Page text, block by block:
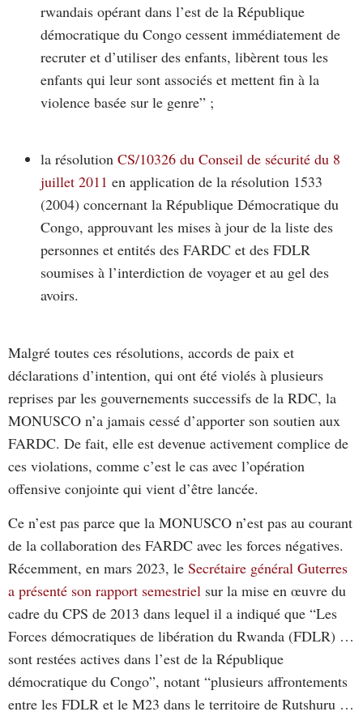
rwandais opérant dans l’est de la République
démocratique du Congo cessent immédiatement de
recruter et d’utiliser des enfants, libèrent tous les
enfants qui leur sont associés et mettent fin à la
violence basée sur le genre” ;
la résolution CS/10326 du Conseil de sécurité du 8
juillet 2011 en application de la résolution 1533
(2004) concernant la République Démocratique du
Congo, approuvant les mises à jour de la liste des
personnes et entités des FARDC et des FDLR
soumises à l’interdiction de voyager et au gel des
avoirs.
Malgré toutes ces résolutions, accords de paix et
déclarations d’intention, qui ont été violés à plusieurs
reprises par les gouvernements successifs de la RDC, la
MONUSCO n’a jamais cessé d’apporter son soutien aux
FARDC. De fait, elle est devenue activement complice de
ces violations, comme c’est le cas avec l’opération
offensive conjointe qui vient d’être lancée.
Ce n’est pas parce que la MONUSCO n’est pas au courant
de la collaboration des FARDC avec les forces négatives.
Récemment, en mars 2023, le Secrétaire général Guterres
a présenté son rapport semestriel sur la mise en œuvre du
cadre du CPS de 2013 dans lequel il a indiqué que “Les
Forces démocratiques de libération du Rwanda (FDLR) …
sont restées actives dans l’est de la République
démocratique du Congo”, notant “plusieurs affrontements
entre les FDLR et le M23 dans le territoire de Rutshuru …